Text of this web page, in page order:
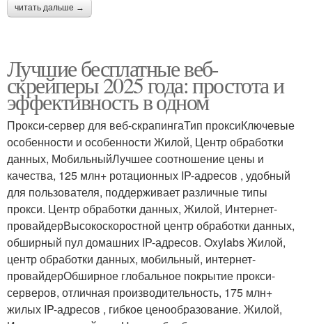
читать дальше →
Лучшие бесплатные веб-
скрейперы 2025 года: простота и
эффективность в одном
Прокси-сервер для веб-скрапингаТип проксиКлючевые
особенности и особенности Жилой, Центр обработки
данных, МобильныйЛучшее соотношение цены и
качества, 125 млн+ ротационных IP-адресов , удобный
для пользователя, поддерживает различные типы
прокси. Центр обработки данных, Жилой, Интернет-
провайдерВысокоскоростной центр обработки данных,
обширный пул домашних IP-адресов. Oxylabs Жилой,
центр обработки данных, мобильный, интернет-
провайдерОбширное глобальное покрытие прокси-
серверов, отличная производительность, 175 млн+
жилых IP-адресов , гибкое ценообразование. Жилой,